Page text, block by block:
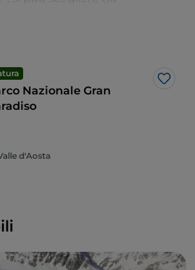
Like
Nazionale Gran
d'Aosta